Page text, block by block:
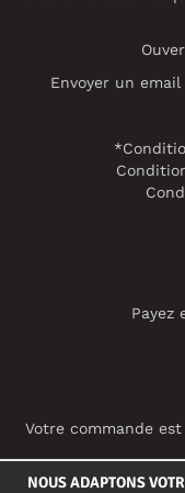
Envoyer un email
Payez
Votre commande
NOUS ADAPTONS